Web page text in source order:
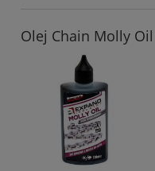
Olej Chain Molly